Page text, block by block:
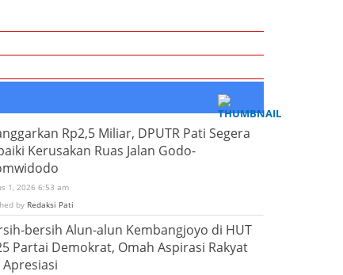
Rp2,5 Miliar, DPUTR Pati Segera
Kerusakan Ruas Jalan Godo-
1, 2026 6:53 am
by Redaksi Pati
bersih Alun-alun Kembangjoyo di HUT
Partai Demokrat, Omah Aspirasi Rakyat
Apresiasi